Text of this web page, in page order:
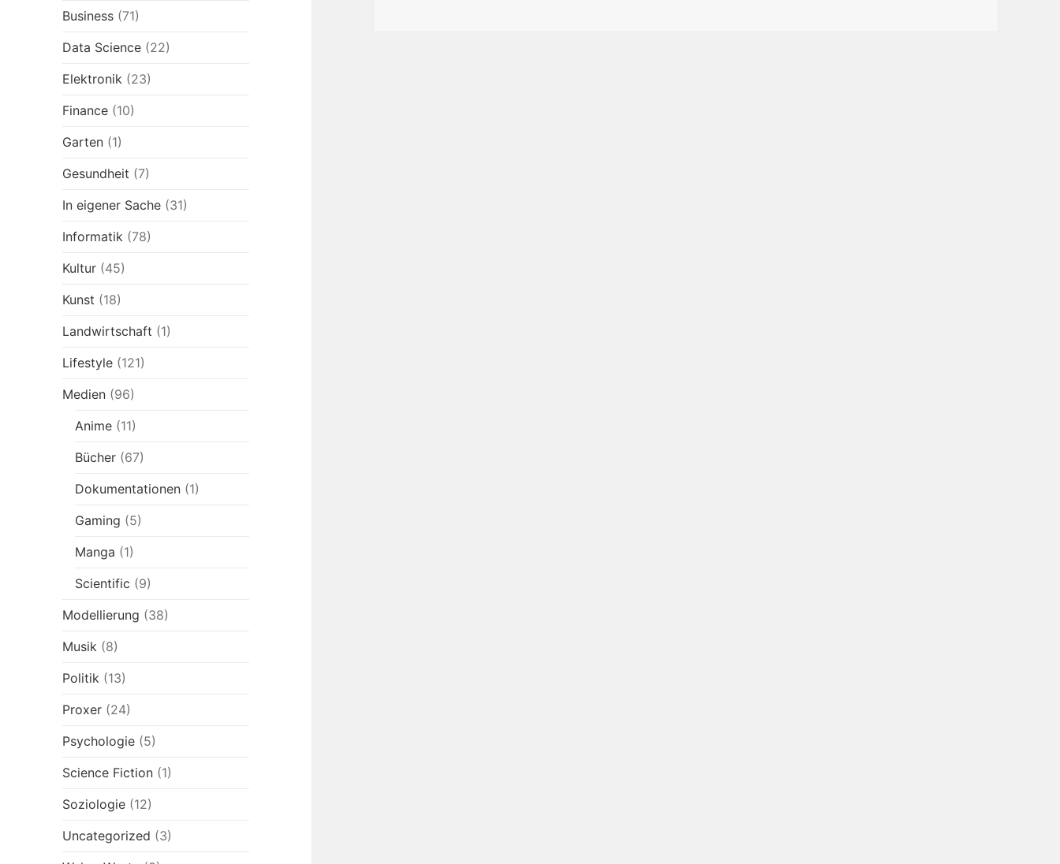
Business (71)
Data Science (22)
Elektronik (23)
Finance (10)
Garten (1)
Gesundheit (7)
In eigener Sache (31)
Informatik (78)
Kultur (45)
Kunst (18)
Landwirtschaft (1)
Lifestyle (121)
Medien (96)
Anime (11)
Bücher (67)
Dokumentationen (1)
Gaming (5)
Manga (1)
Scientific (9)
Modellierung (38)
Musik (8)
Politik (13)
Proxer (24)
Psychologie (5)
Science Fiction (1)
Soziologie (12)
Uncategorized (3)